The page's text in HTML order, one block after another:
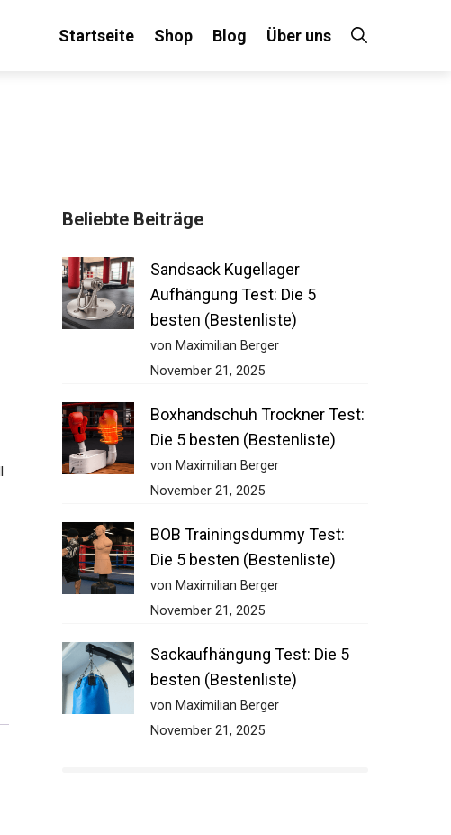
Startseite Shop Blog Über uns
Beliebte Beiträge
Sandsack Kugellager
Aufhängung Test: Die 5
besten (Bestenliste)
von Maximilian Berger
November 21, 2025
Boxhandschuh Trockner
Test: Die 5 besten
(Bestenliste)
von Maximilian Berger
BOB Trainingsdummy Test:
Die 5 besten (Bestenliste)
von Maximilian Berger
Sackaufhängung Test: Die 5
besten (Bestenliste)
von Maximilian Berger